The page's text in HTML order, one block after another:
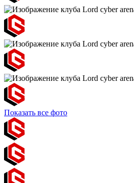
Показать все фото